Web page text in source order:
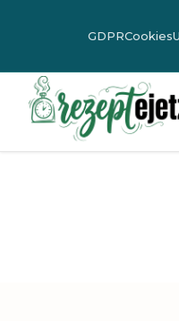
GDPRCookies